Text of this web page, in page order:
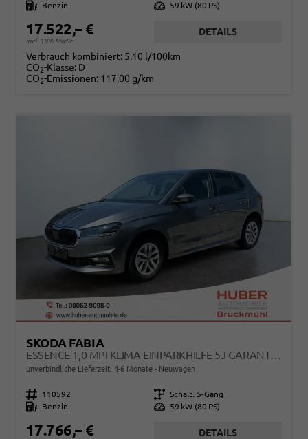
Kraftstoff
Benzin Leistung 59 kW (80 PS)
17.522,– €
incl. 19% MwSt.
DETAILS
Verbrauch kombiniert: 5,10 l/100km
CO2-Klasse: D
CO2-Emissionen: 117,00 g/km
SKODA FABIA
ESSENCE 1,0 MPI KLIMA EINPARKHILFE 5J GARANTIE LED SCHEINWERFER BLUETOOTH
unverbindliche Lieferzeit: 4-6 Monate Neuwagen
Fahrzeugnr. 110592 Getriebe Schalt. 5-Gang
Kraftstoff
Benzin Leistung 59 kW (80 PS)
17.766,– € DETAILS